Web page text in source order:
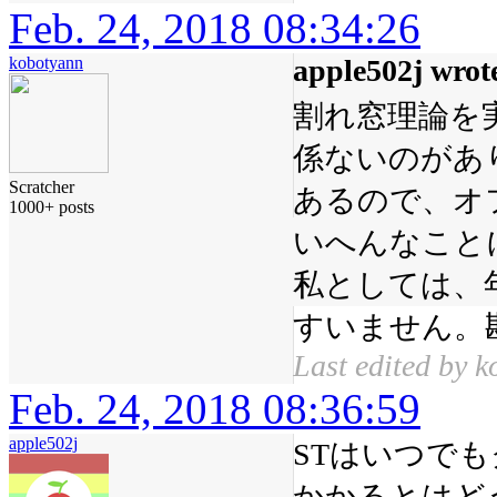
Feb. 24, 2018 08:34:26
kobotyann
Scratcher
1000+ posts
apple502j
割れ窓理論を
係ないのがあ
あるので、オ
いへんなこ
私としては、
すいません
Last edited by
Feb. 24, 2018 08:36:59
apple502j
STはいつで